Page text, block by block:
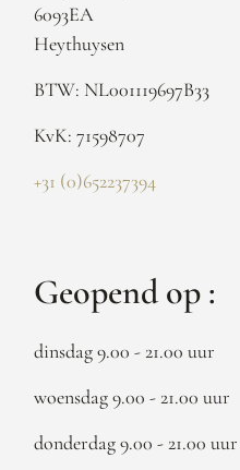
6093EA
Heythuysen
BTW: NL001119697B33
KvK: 71598707
+31 (0)652237394
Geopend op :
dinsdag 9.00 - 21.00 uur
woensdag 9.00 - 21.00 uur
donderdag 9.00 - 21.00 uur